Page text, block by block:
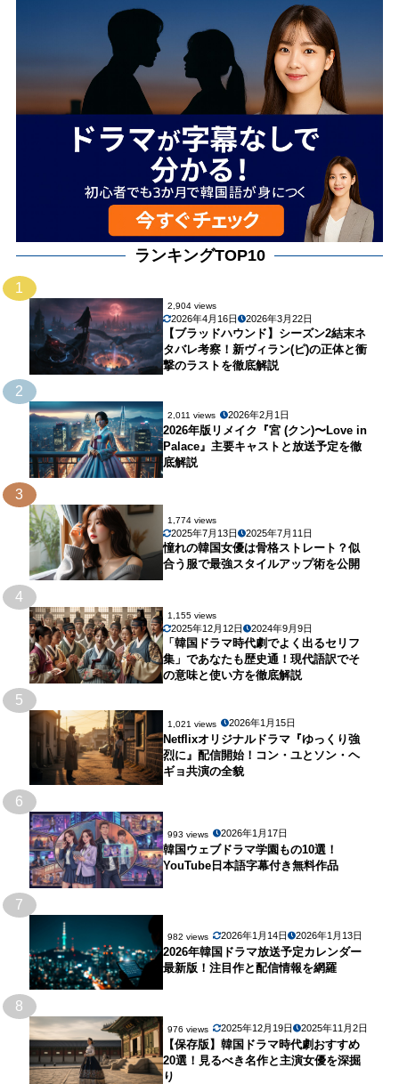
ランキングTOP10
1
2,904 views
2026年4月16日 2026年3月22日
【ブラッドハウンド】シーズン2結末ネ
タバレ考察！新ヴィラン(ピ)の正体と衝
撃のラストを徹底解説
2
2,011 views 2026年2月1日
2026年版リメイク『宮 (クン)〜Love in
Palace』主要キャストと放送予定を徹
底解説
3
1,774 views
2025年7月13日 2025年7月11日
憧れの韓国女優は骨格ストレート？似
合う服で最強スタイルアップ術を公開
4
1,155 views
2025年12月12日 2024年9月9日
「韓国ドラマ時代劇でよく出るセリフ
集」であなたも歴史通！現代語訳でそ
の意味と使い方を徹底解説
5
1,021 views 2026年1月15日
Netflixオリジナルドラマ『ゆっくり強
烈に』配信開始！コン・ユとソン・ヘ
ギョ共演の全貌
6
993 views 2026年1月17日
韓国ウェブドラマ学園もの10選！
YouTube日本語字幕付き無料作品
7
982 views 2026年1月14日 2026年1月13日
2026年韓国ドラマ放送予定カレンダー
最新版！注目作と配信情報を網羅
8
976 views 2025年12月19日 2025年11月2日
【保存版】韓国ドラマ時代劇おすすめ
20選！見るべき名作と主演女優を深掘
り